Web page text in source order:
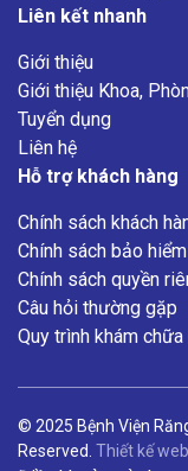
Liên kết nhanh
Giới thiệu
Giới thiệu Khoa,
Tuyển dụng
Liên hệ
Hỗ trợ khách hàng
Chính sách khách
Chính sách bảo hiểm
Chính sách quyền
Câu hỏi thường gặp
Quy trình khám chữa
© 2025 Bệnh Viện
Reserved. Thiết kế web